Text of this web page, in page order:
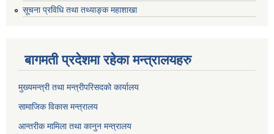
सूचना प्रविधि तथा तथ्याङ्क महाशाखा
बागमती प्रदेशमा रहेका मन्त्रालयहरु
मुख्यमन्त्री तथा मन्त्रीपरिसदको कार्यालय
सामाजिक विकास मन्त्रालय
आन्तरीक मामिला तथा कानुन मन्त्रालय